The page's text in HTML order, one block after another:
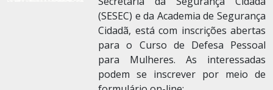
(SESEC) e da Academia de Segurança
Cidadã, está com inscrições abertas
para o Curso de Defesa Pessoal
para Mulheres. As interessadas
podem se inscrever por meio de